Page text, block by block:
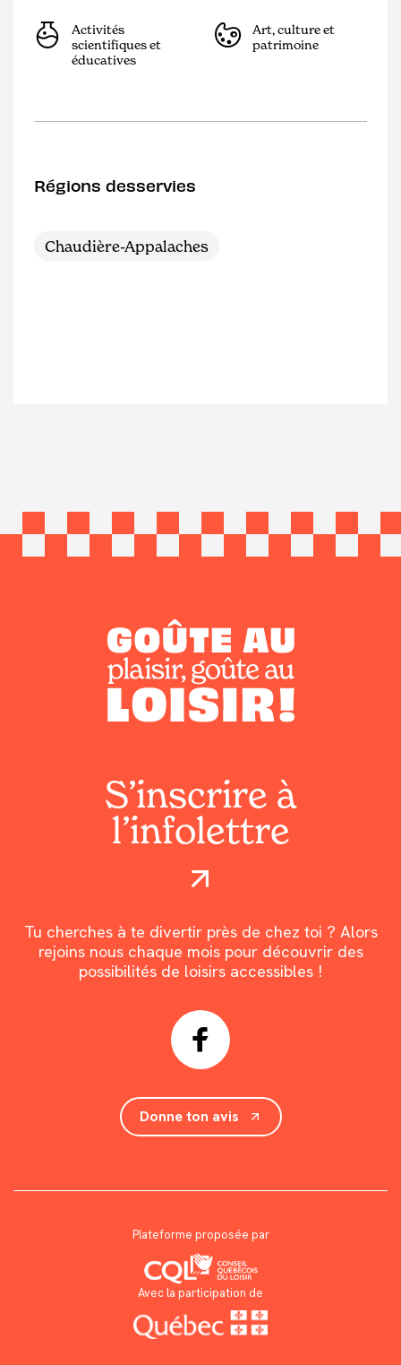
Activités
scientifiques et
éducatives
Art, culture et
patrimoine
Régions desservies
Chaudière-Appalaches
S’inscrire à
l’infolettre
Tu cherches à te divertir près de chez toi ? Alors
rejoins nous chaque mois pour découvrir des
possibilités de loisirs accessibles !
Donne ton avis
Plateforme proposée par
Avec la participation de